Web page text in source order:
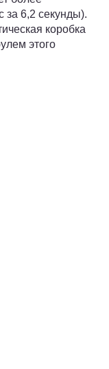
за 6,2 секунды).
коробка
этого